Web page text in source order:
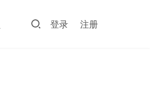
登录 注册